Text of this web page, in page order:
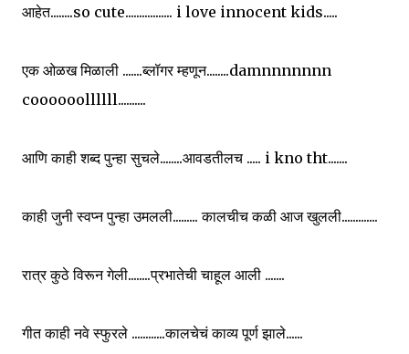
आहेत........so cute................. i love innocent kids.....
एक ओळख मिळाली .......ब्लॉगर म्हणून........damnnnnnnn
coooooollllll..........
आणि काही शब्द पुन्हा सुचले........आवडतीलच ..... i kno tht.......
काही जुनी स्वप्न पुन्हा उमलली......... कालचीच कळी आज खुलली.............
रात्र कुठे विरून गेली........प्रभातेची चाहूल आली .......
गीत काही नवे स्फुरले ............कालचेचं काव्य पूर्ण झाले......